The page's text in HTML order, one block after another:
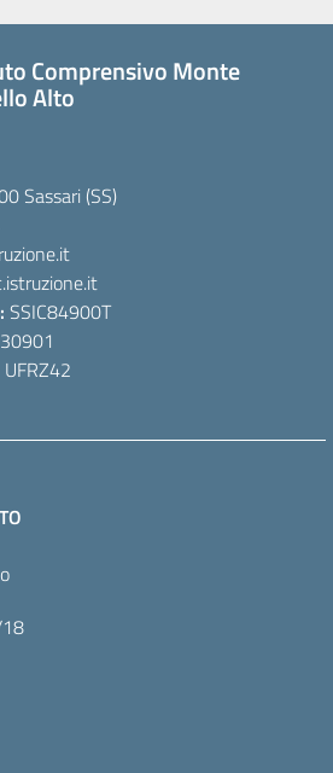
Comprensivo Monte
Alto
Sassari (SS)
SSIC84900T
UFRZ42